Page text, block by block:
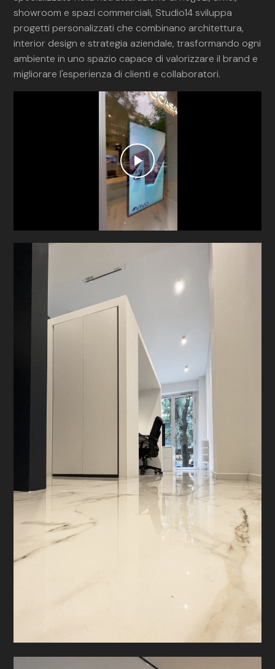
showroom e spazi commerciali, Studio14 sviluppa
progetti personalizzati che combinano architettura,
interior design e strategia aziendale, trasformando ogni
ambiente in uno spazio capace di valorizzare il brand e
migliorare l'esperienza di clienti e collaboratori.
Play
Video